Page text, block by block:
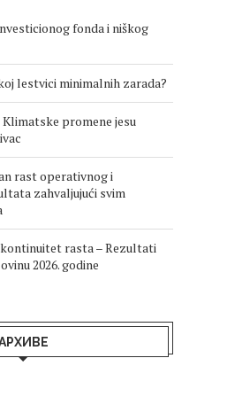
fonda i niškog
lestvici minimalnih zarada?
Klimatske promene jesu
rast operativnog i
zahvaljujući svim
rasta – Rezultati
2026. godine